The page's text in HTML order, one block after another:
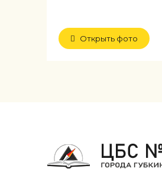
Открыть фото